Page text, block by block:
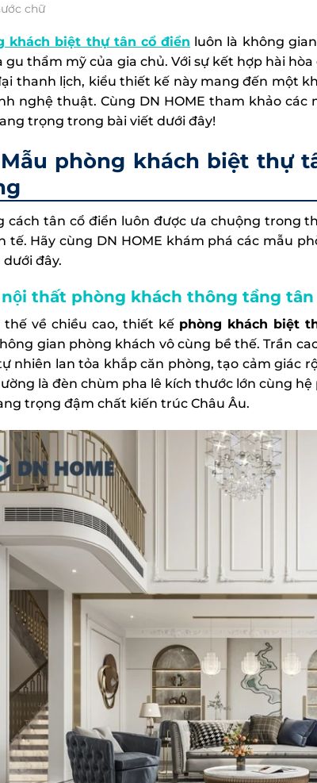
chữ
khách biệt thự tân cổ điển luôn là không
gu thẩm mỹ của gia chủ. Với sự kết hợp hài
thanh lịch, kiểu thiết kế này mang đến một
nghệ thuật. Cùng DN HOME tham khảo
trọng trong bài viết dưới đây!
Mẫu phòng khách biệt thự
cách tân cổ điển luôn được ưa chuộng trong
tế. Hãy cùng DN HOME khám phá các mẫu
đây.
thất phòng khách thông tầng tân
thế về chiều cao, thiết kế phòng khách biệt
gian phòng khách vô cùng bề thế. Trần
nhiên lan tỏa khắp căn phòng, tạo cảm giác
là đèn chùm pha lê kích thước lớn cùng
trọng đậm chất kiến trúc Châu Âu.